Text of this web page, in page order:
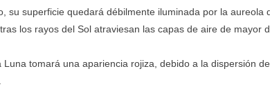
su superficie quedará débilmente iluminada por la
los rayos del Sol atraviesan las capas de aire de mayor
Luna tomará una apariencia rojiza, debido a la dispersión